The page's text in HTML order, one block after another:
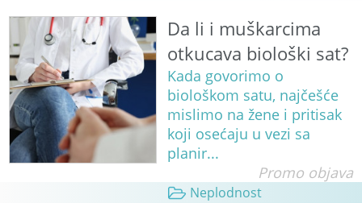
Da li i muškarcima
otkucava biološki sat?
Kada govorimo o
biološkom satu, najčešće
mislimo na žene i pritisak
koji osećaju u vezi sa
planir...
Promo objava
Neplodnost